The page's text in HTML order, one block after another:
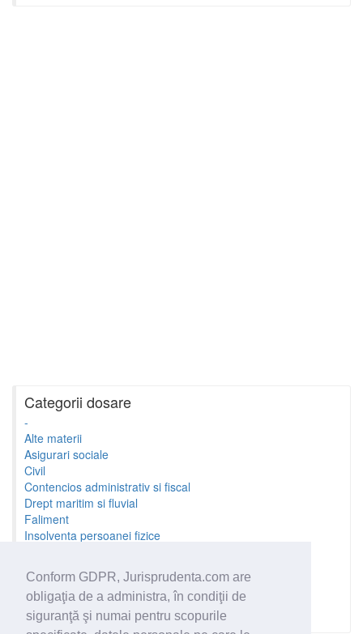
Conform GDPR, Jurisprudenta.com are
obligaţia de a administra, în condiţii de
siguranţă şi numai pentru scopurile
Categorii dosare
-
Alte materii
Asigurari sociale
Civil
Contencios administrativ si fiscal
Drept maritim si fluvial
Faliment
Insolventa persoanei fizice
Minori si familie
Penal
Proprietate Intelectuala